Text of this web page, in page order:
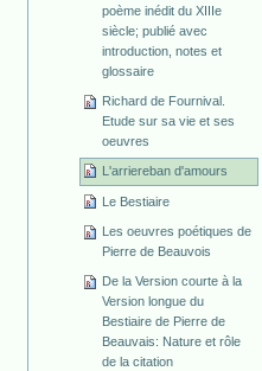
poème inédit du XIIIe
siècle; publié avec
introduction, notes et
glossaire
Richard de Fournival.
Etude sur sa vie et ses
oeuvres
L'arriereban d'amours
Le Bestiaire
Les oeuvres poétiques de
Pierre de Beauvois
De la Version courte à la
Version longue du
Bestiaire de Pierre de
Beauvais: Nature et rôle
de la citation